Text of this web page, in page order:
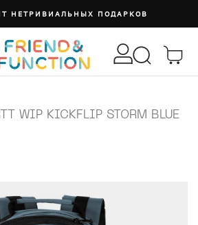
НЕТРИВИАЛЬНЫХ ПОДАРКОВ
WIP KICKFLIP STORM BLUE